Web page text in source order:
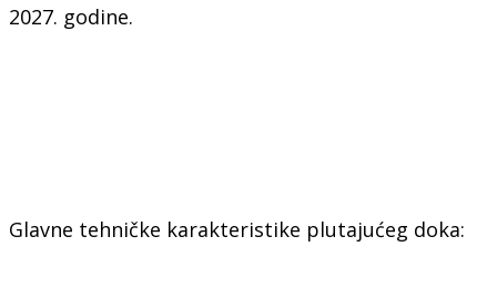
2027. godine.
Glavne tehničke karakteristike plutajućeg doka: